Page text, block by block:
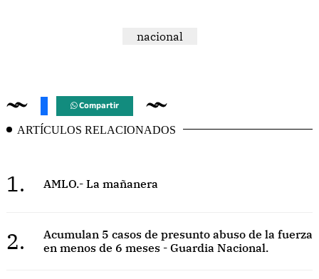
nacional
Compartir
ARTÍCULOS RELACIONADOS
1. AMLO.- La mañanera
2.
Acumulan 5 casos de presunto abuso de la fuerza
en menos de 6 meses - Guardia Nacional.